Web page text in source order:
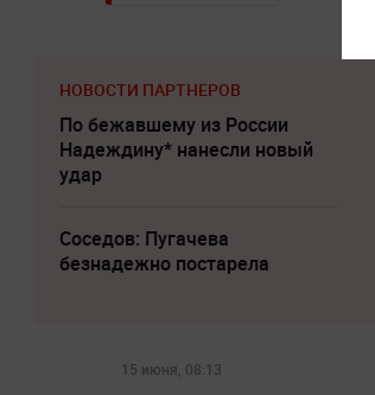
НОВОСТИ ПАРТНЕРОВ
По бежавшему из России
Надеждину* нанесли новый
удар
Соседов: Пугачева
безнадежно постарела
15 июня, 08:13